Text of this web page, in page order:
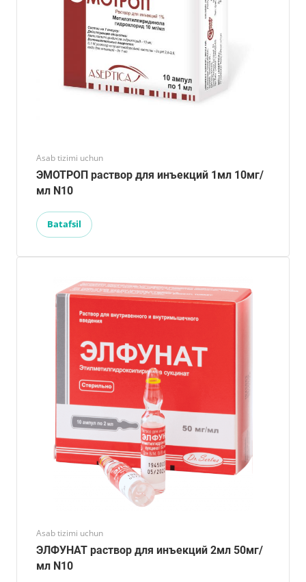
Asab tizimi uchun
ЭМОТРОП раствор для инъекций 1мл 10мг/
мл N10
Batafsil
Asab tizimi uchun
ЭЛФУНАТ раствор для инъекций 2мл 50мг/
мл N10